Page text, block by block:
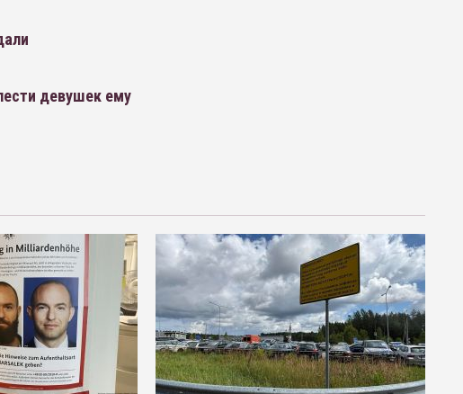
девушек ему